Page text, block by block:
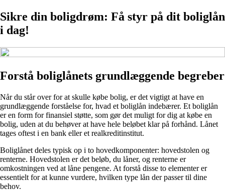
Sikre din boligdrøm: Få styr på dit boliglån
i dag!
Forstå boliglånets grundlæggende begreber
Når du står over for at skulle købe bolig, er det vigtigt at have en
grundlæggende forståelse for, hvad et boliglån indebærer. Et boliglån
er en form for finansiel støtte, som gør det muligt for dig at købe en
bolig, uden at du behøver at have hele beløbet klar på forhånd. Lånet
tages oftest i en bank eller et realkreditinstitut.
Boliglånet deles typisk op i to hovedkomponenter: hovedstolen og
renterne. Hovedstolen er det beløb, du låner, og renterne er
omkostningen ved at låne pengene. At forstå disse to elementer er
essentielt for at kunne vurdere, hvilken type lån der passer til dine
behov.